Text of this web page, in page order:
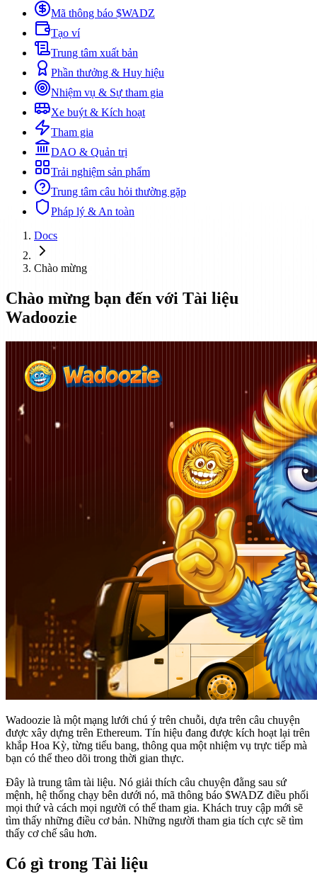
Mã thông báo $WADZ
Tạo ví
Trung tâm xuất bản
Phần thưởng & Huy hiệu
Nhiệm vụ & Sự tham gia
Xe buýt & Kích hoạt
Tham gia
DAO & Quản trị
Trải nghiệm sản phẩm
Trung tâm câu hỏi thường gặp
Pháp lý & An toàn
Docs
Chào mừng
Chào mừng bạn đến với Tài liệu
Wadoozie
Wadoozie là một mạng lưới chú ý trên chuỗi, dựa trên câu chuyện
được xây dựng trên Ethereum. Tín hiệu đang được kích hoạt lại trên
khắp Hoa Kỳ, từng tiểu bang, thông qua một nhiệm vụ trực tiếp mà
bạn có thể theo dõi trong thời gian thực.
Đây là trung tâm tài liệu. Nó giải thích câu chuyện đằng sau sứ
mệnh, hệ thống chạy bên dưới nó, mã thông báo $WADZ điều phối
mọi thứ và cách mọi người có thể tham gia. Khách truy cập mới sẽ
tìm thấy những điều cơ bản. Những người tham gia tích cực sẽ tìm
thấy cơ chế sâu hơn.
Có gì trong Tài liệu